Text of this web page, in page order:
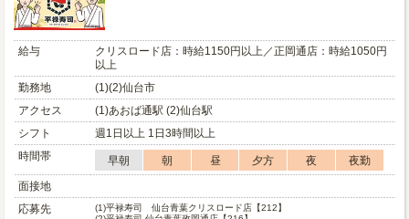
給与
クリスロード店：時給1150円以上／正岡通店：時給1050円
以上
勤務地
(1)(2)仙台市
アクセス
(1)あおば通駅 (2)仙台駅
シフト
週1日以上 1日3時間以上
時間帯
早朝 朝 昼 夕方 夜
夜勤
面接地
応募先
(1)平禄寿司 仙台青葉クリスロード店【212】